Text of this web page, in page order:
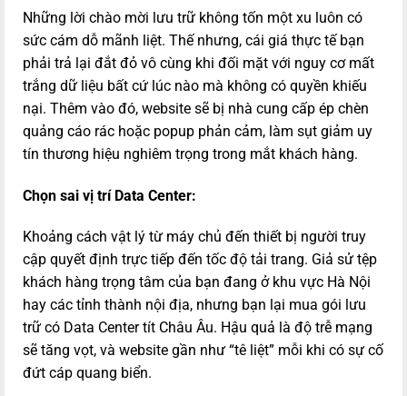
Những lời chào mời lưu trữ không tốn một xu luôn có
sức cám dỗ mãnh liệt. Thế nhưng, cái giá thực tế bạn
phải trả lại đắt đỏ vô cùng khi đối mặt với nguy cơ mất
trắng dữ liệu bất cứ lúc nào mà không có quyền khiếu
nại. Thêm vào đó, website sẽ bị nhà cung cấp ép chèn
quảng cáo rác hoặc popup phản cảm, làm sụt giảm uy
tín thương hiệu nghiêm trọng trong mắt khách hàng.
Chọn sai vị trí Data Center:
Khoảng cách vật lý từ máy chủ đến thiết bị người truy
cập quyết định trực tiếp đến tốc độ tải trang. Giả sử tệp
khách hàng trọng tâm của bạn đang ở khu vực Hà Nội
hay các tỉnh thành nội địa, nhưng bạn lại mua gói lưu
trữ có Data Center tít Châu Âu. Hậu quả là độ trễ mạng
sẽ tăng vọt, và website gần như “tê liệt” mỗi khi có sự cố
đứt cáp quang biển.